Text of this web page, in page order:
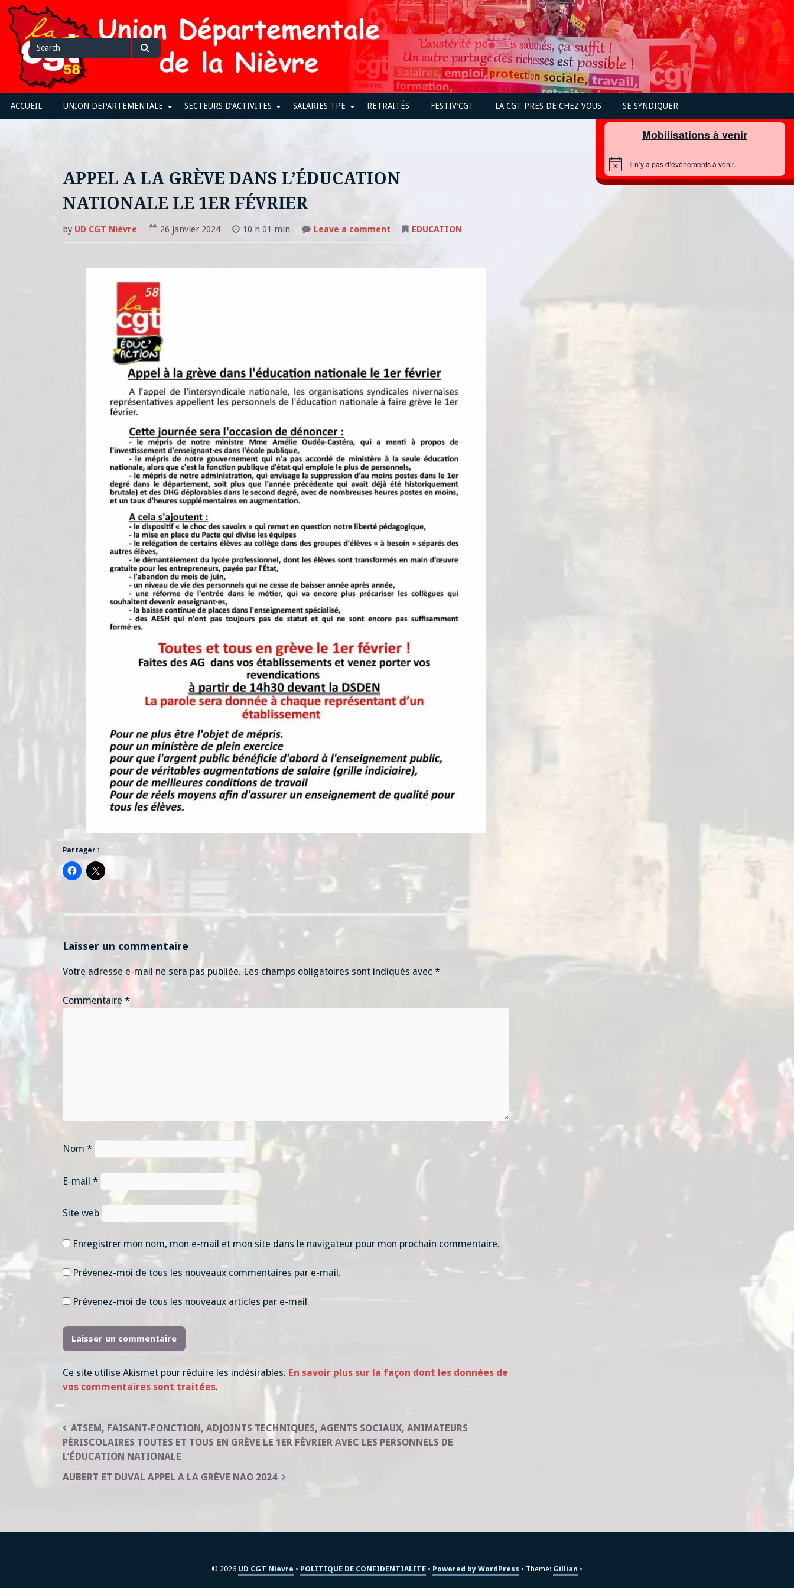
Skip
content
Search
for
ACCUEIL UNION DEPARTEMENTALE SECTEURS D’ACTIVITES SALARIES TPE RETRAITÉS FESTIV’CGT LA CGT PRES DE CHEZ VOUS SE SYNDIQUER
APPEL A LA GRÈVE DANS L’ÉDUCATION
NATIONALE LE 1ER FÉVRIER
by UD CGT Nièvre 26 janvier 2024 10 h 01 min Leave a commenton
DANS
EDUCATION
Partager :
Laisser un commentaire
Votre adresse e-mail ne sera pas publiée. Les champs obligatoires sont indiqués avec *
Commentaire *
Nom *
E-mail *
Site web
Enregistrer mon nom, mon e-mail et mon site dans le navigateur pour mon prochain commentaire.
Prévenez-moi de tous les nouveaux commentaires par e-mail.
Prévenez-moi de tous les nouveaux articles par e-mail.
Ce site utilise Akismet pour réduire les indésirables. En savoir plus sur la façon dont les données de
vos commentaires sont traitées.
Navigation
de
ATSEM, FAISANT-FONCTION, ADJOINTS TECHNIQUES, AGENTS SOCIAUX, ANIMATEURS
PÉRISCOLAIRES TOUTES ET TOUS EN GRÈVE LE 1ER FÉVRIER AVEC LES PERSONNELS DE
L’ÉDUCATION NATIONALE
AUBERT ET DUVAL APPEL A LA GRÈVE NAO 2024
Mobilisations à venir
N
o
t
Il n’y a pas d’évènements à venir.
© 2026 UD CGT Nièvre POLITIQUE DE CONFIDENTIALITE Powered by WordPress Theme: Gillian